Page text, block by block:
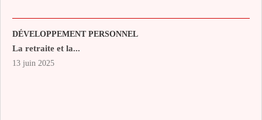
DÉVELOPPEMENT PERSONNEL
La retraite et la...
13 juin 2025